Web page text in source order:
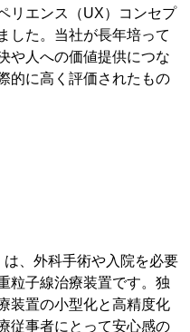
リエンス（UX）コンセプ
した。当社が長年培って
や人への価値提供につな
的に高く評価されたもの
、外科手術や入院を必要
粒子線治療装置です。独
装置の小型化と高精度化
従事者にとって安心感の